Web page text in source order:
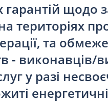
щодо
територіях
та
- виконавців/
у разі